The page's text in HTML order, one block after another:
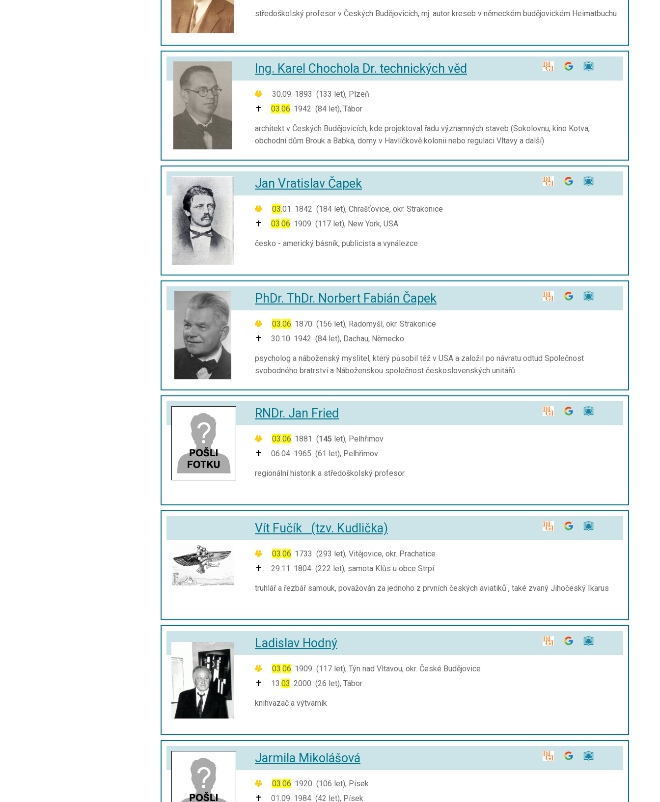
středoškolský profesor v Českých Budějovicích, mj. autor kreseb v německém budějovickém Heimatbuchu
Ing. Karel Chochola Dr. technických věd
30.09. 1893 (133 let), Plzeň
03.06. 1942 (84 let), Tábor
architekt v Českých Budějovicích, kde projektoval řadu významných staveb (Sokolovnu, kino Kotva,
obchodní dům Brouk a Babka, domy v Havlíčkově kolonii nebo regulaci Vltavy a další)
Jan Vratislav Čapek
03.01. 1842 (184 let), Chrašťovice, okr. Strakonice
03.06. 1909 (117 let), New York, USA
česko - americký básník, publicista a vynálezce
PhDr. ThDr. Norbert Fabián Čapek
03.06. 1870 (156 let), Radomyšl, okr. Strakonice
30.10. 1942 (84 let), Dachau, Německo
psycholog a náboženský myslitel, který působil též v USA a založil po návratu odtud Společnost
svobodného bratrství a Náboženskou společnost československých unitářů
RNDr. Jan Fried
03.06. 1881 (145 let), Pelhřimov
06.04. 1965 (61 let), Pelhřimov
regionální historik a středoškolský profesor
Vít Fučík (tzv. Kudlička)
03.06. 1733 (293 let), Vitějovice, okr. Prachatice
29.11. 1804 (222 let), samota Klůs u obce Strpí
truhlář a řezbář samouk, považován za jednoho z prvních českých aviatiků , také zvaný Jihočeský Ikarus
Ladislav Hodný
03.06. 1909 (117 let), Týn nad Vltavou, okr. České Budějovice
13.03. 2000 (26 let), Tábor
knihvazač a výtvarník
Jarmila Mikolášová
03.06. 1920 (106 let), Písek
01.09. 1984 (42 let), Písek